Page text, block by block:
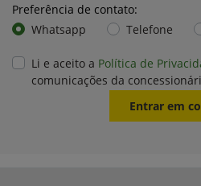
Preferência de contato:
Whatsapp
Telefone
Li e aceito a Política de
comunicações da
Entrar em